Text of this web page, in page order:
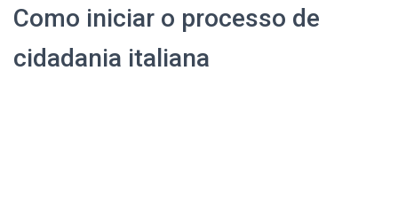
Como iniciar o processo de
cidadania italiana